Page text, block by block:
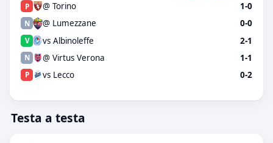
P @ Torino 1-0
N @ Lumezzane 0-0
V vs Albinoleffe 2-1
N @ Virtus Verona 1-1
P vs Lecco 0-2
Testa a testa